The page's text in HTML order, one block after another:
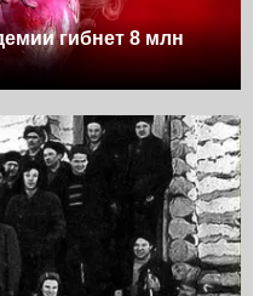
гибнет 8 млн